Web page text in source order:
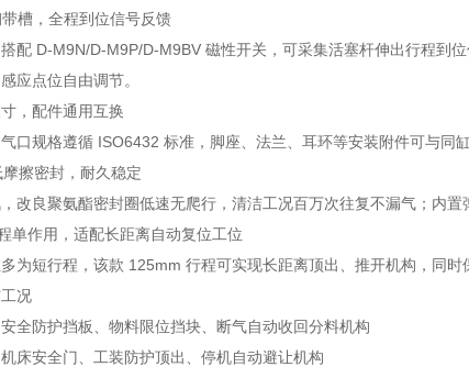
槽，全程到位信号反馈
配 D-M9N/D-M9P/D-M9BV 磁性开关，可采集活塞杆伸出行程到
应点位自由调节。
，配件通用互换
口规格遵循 ISO6432 标准，脚座、法兰、耳环等安装附件可与同
擦密封，耐久稳定
改良聚氨酯密封圈低速无爬行，清洁工况百万次往复不漏气；内置
单作用，适配长距离自动复位工位
为短行程，该款 125mm 行程可实现长距离顶出、推开机构，同时
况
全防护挡板、物料限位挡块、断气自动收回分料机构
床安全门、工装防护顶出、停机自动避让机构